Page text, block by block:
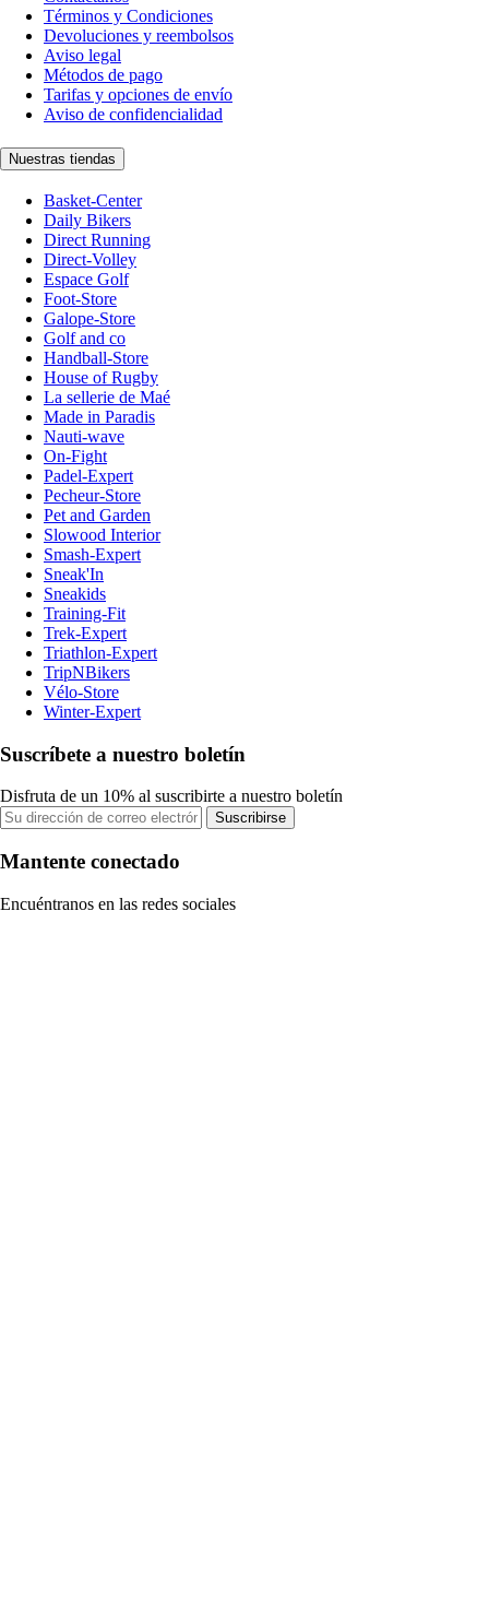
Términos y Condiciones
Devoluciones y reembolsos
Aviso legal
Métodos de pago
Tarifas y opciones de envío
Aviso de confidencialidad
Nuestras tiendas
Basket-Center
Daily Bikers
Direct Running
Direct-Volley
Espace Golf
Foot-Store
Galope-Store
Golf and co
Handball-Store
House of Rugby
La sellerie de Maé
Made in Paradis
Nauti-wave
On-Fight
Padel-Expert
Pecheur-Store
Pet and Garden
Slowood Interior
Smash-Expert
Sneak'In
Sneakids
Training-Fit
Trek-Expert
Triathlon-Expert
TripNBikers
Vélo-Store
Winter-Expert
Suscríbete a nuestro boletín
Disfruta de un 10% al suscribirte a nuestro boletín
Suscribirse
Mantente conectado
Encuéntranos en las redes sociales